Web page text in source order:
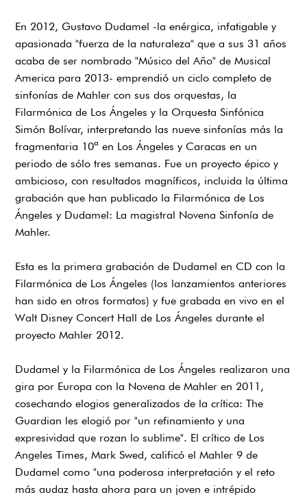
En 2012, Gustavo Dudamel -la enérgica, infatigable y
apasionada "fuerza de la naturaleza" que a sus 31 años
acaba de ser nombrado "Músico del Año" de Musical
America para 2013- emprendió un ciclo completo de
sinfonías de Mahler con sus dos orquestas, la
Filarmónica de Los Ángeles y la Orquesta Sinfónica
Simón Bolívar, interpretando las nueve sinfonías más la
fragmentaria 10ª en Los Ángeles y Caracas en un
periodo de sólo tres semanas. Fue un proyecto épico y
ambicioso, con resultados magníficos, incluida la última
grabación que han publicado la Filarmónica de Los
Ángeles y Dudamel: La magistral Novena Sinfonía de
Mahler.
Esta es la primera grabación de Dudamel en CD con la
Filarmónica de Los Ángeles (los lanzamientos anteriores
han sido en otros formatos) y fue grabada en vivo en el
Walt Disney Concert Hall de Los Ángeles durante el
proyecto Mahler 2012.
Dudamel y la Filarmónica de Los Ángeles realizaron una
gira por Europa con la Novena de Mahler en 2011,
cosechando elogios generalizados de la crítica: The
Guardian les elogió por "un refinamiento y una
expresividad que rozan lo sublime". El crítico de Los
Angeles Times, Mark Swed, calificó el Mahler 9 de
Dudamel como "una poderosa interpretación y el reto
más audaz hasta ahora para un joven e intrépido